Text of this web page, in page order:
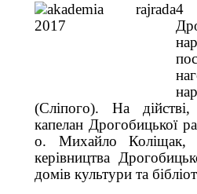
4
(Сліпого). На дійстві,
капелан Дрогобицької
о. Михайло Коліщак,
керівництва
домів культури та